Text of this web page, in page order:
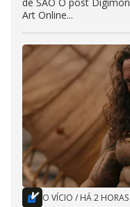
de SAO O post
Art Online...
O VÍCIO / HÁ 2 HORAS